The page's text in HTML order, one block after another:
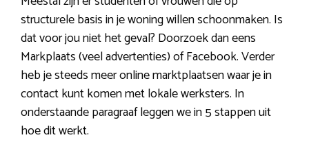
structurele basis in je woning willen schoonmaken. Is
dat voor jou niet het geval? Doorzoek dan eens
Markplaats (veel advertenties) of Facebook. Verder
heb je steeds meer online marktplaatsen waar je in
contact kunt komen met lokale werksters. In
onderstaande paragraaf leggen we in 5 stappen uit
hoe dit werkt.